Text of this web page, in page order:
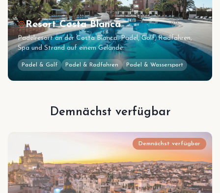
Resort Costa Blanca
Padelresort an der Costa Blanca. Padel, Golf, Radfahren,
Spa und Strand auf einem Gelände.
Padel & Golf Padel & Radfahren Padel & Wassersport
Demnächst verfügbar
Demnächst verfügbar